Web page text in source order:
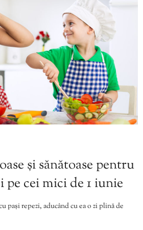
și sănătoase pentru
pe cei mici de 1 iunie
pași repezi, aducând cu ea o zi plină de